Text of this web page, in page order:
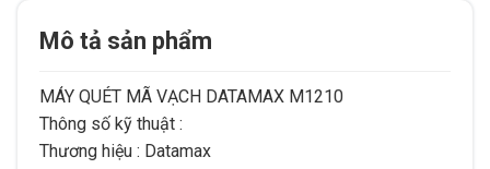
Mô tả sản phẩm
MÁY QUÉT MÃ VẠCH DATAMAX M1210
Thông số kỹ thuật :
Thương hiệu : Datamax